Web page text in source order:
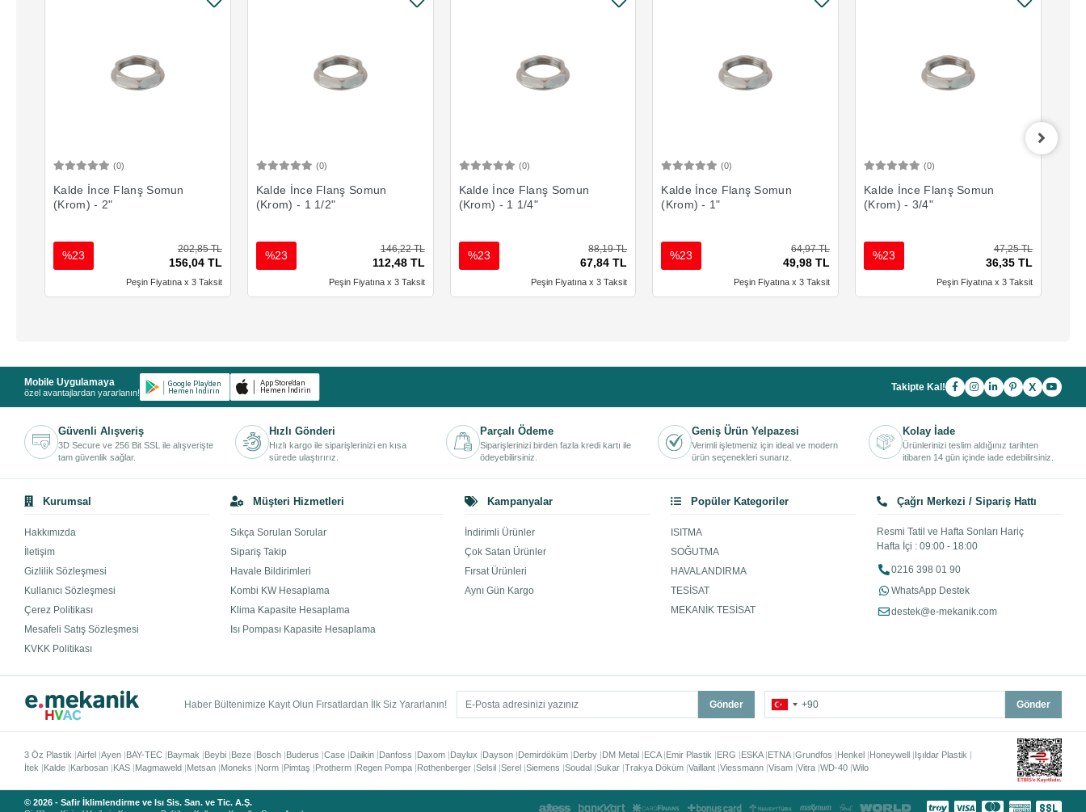
(0)
Kalde İnce Flanş Somun
(Krom) - 2"
202,85 TL
156,04 TL
%23
Peşin Fiyatına x 3 Taksit
(0)
Kalde İnce Flanş Somun
(Krom) - 1 1/2"
146,22 TL
112,48 TL
%23
Peşin Fiyatına x 3 Taksit
(0)
Kalde İnce Flanş Somun
(Krom) - 1 1/4"
88,19 TL
67,84 TL
%23
Peşin Fiyatına x 3 Taksit
(0)
Kalde İnce Flanş Somun
(Krom) - 1"
64,97 TL
49,98 TL
%23
Peşin Fiyatına x 3 Taksit
(0)
Kalde İnce Flanş Somun
(Krom) - 3/4"
47,25 TL
36,35 TL
%23
Peşin Fiyatına x 3 Taksit
Mobile Uygulamaya
özel avantajlardan yararlanın! Takipte Kal! X
Güvenli Alışveriş
3D Secure ve 256 Bit SSL ile alışverişte
tam güvenlik sağlar.
Hızlı Gönderi
Hızlı kargo ile siparişlerinizi en kısa
sürede ulaştırırız.
Parçalı Ödeme
Siparişlerinizi birden fazla kredi kartı ile
ödeyebilirsiniz.
Geniş Ürün Yelpazesi
Verimli işletmeniz için ideal ve modern
ürün seçenekleri sunarız.
Kolay İade
Ürünlerinizi teslim aldığınız tarihten
itibaren 14 gün içinde iade edebilirsiniz.
Kurumsal
Hakkımızda
İletişim
Gizlilik Sözleşmesi
Kullanıcı Sözleşmesi
Çerez Politikası
Mesafeli Satış Sözleşmesi
KVKK Politikası
Müşteri Hizmetleri
Sıkça Sorulan Sorular
Sipariş Takip
Havale Bildirimleri
Kombi KW Hesaplama
Klima Kapasite Hesaplama
Isı Pompası Kapasite Hesaplama
Kampanyalar
İndirimli Ürünler
Çok Satan Ürünler
Fırsat Ürünleri
Aynı Gün Kargo
Popüler Kategoriler
ISITMA
SOĞUTMA
HAVALANDIRMA
TESİSAT
MEKANİK TESİSAT
Çağrı Merkezi / Sipariş Hattı
Resmi Tatil ve Hafta Sonları Hariç
Hafta İçi : 09:00 - 18:00
0216 398 01 90
WhatsApp Destek
destek@e-mekanik.com
Haber Bültenimize Kayıt Olun Fırsatlardan İlk Siz Yararlanın! Gönder Gönder
3 Öz Plastik Airfel Ayen BAY-TEC Baymak Beybi Beze Bosch Buderus Case Daikin Danfoss Daxom Daylux Dayson Demirdöküm Derby DM Metal ECA Emir Plastik ERG ESKA ETNA Grundfos Henkel Honeywell Işıldar Plastik
İtek
Kalde Karbosan KAS Magmaweld Metsan Moneks Norm Pimtaş Protherm Regen Pompa Rothenberger Selsil Serel Siemens Soudal Sukar Trakya Döküm Vaillant Viessmann Visam Vitra WD-40 Wilo
© 2026 - Safir İklimlendirme ve Isı Sis. San. ve Tic. A.Ş.